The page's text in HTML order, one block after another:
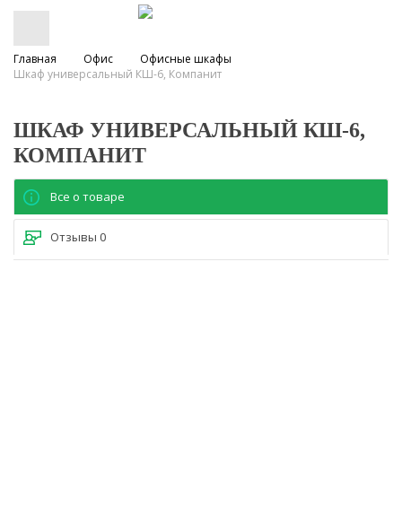
Главная Офис
Офисные шкафы
Шкаф универсальный КШ-6, Компанит
ШКАФ УНИВЕРСАЛЬНЫЙ КШ-6,
КОМПАНИТ
Все о товаре
Отзывы 0